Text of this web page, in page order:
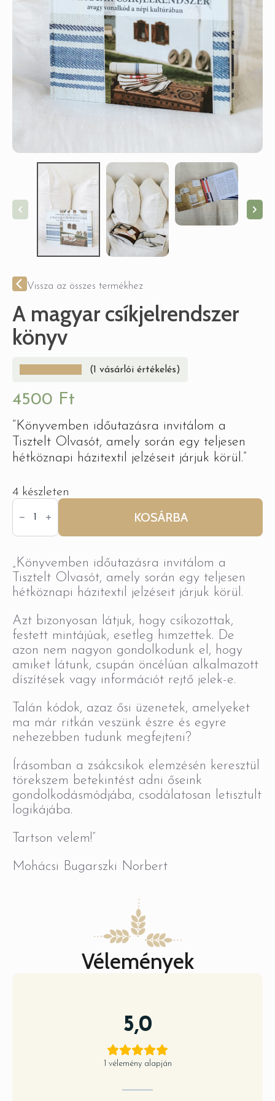
Vissza az összes termékhez
A magyar csíkjelrendszer
könyv
(1 vásárlói értékelés)
4500 Ft
“Könyvemben időutazásra invitálom a
Tisztelt Olvasót, amely során egy teljesen
hétköznapi házitextil jelzéseit járjuk körül.”
4 készleten
A
magyar
csíkjelrendszer
könyv
KOSÁRBA
„Könyvemben időutazásra invitálom a
Tisztelt Olvasót, amely során egy teljesen
hétköznapi házitextil jelzéseit járjuk körül.
Azt bizonyosan látjuk, hogy csíkozottak,
festett mintájúak, esetleg himzettek. De
azon nem nagyon gondolkodunk el, hogy
amiket látunk, csupán öncélúan alkalmazott
díszítések vagy információt rejtő jelek-e.
Talán kódok, azaz ősi üzenetek, amelyeket
ma már ritkán veszünk észre és egyre
nehezebben tudunk megfejteni?
Írásomban a zsákcsikok elemzésén keresztül
törekszem betekintést adni őseink
gondolkodásmódjába, csodálatosan letisztult
logikájába.
Tartson velem!”
Mohácsi Bugarszki Norbert
Vélemények
5,0
1 vélemény alapján